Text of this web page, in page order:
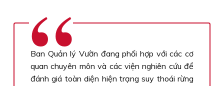
Ban Quản lý Vườn đang phối hợp với các cơ
quan chuyên môn và các viện nghiên cứu để
đánh giá toàn diện hiện trạng suy thoái rừng